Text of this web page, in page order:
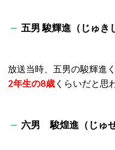
五男 駿輝進（じゅき
放送当時、五男の駿輝進
2年生の8歳 くらいだと思
六男 駿煌進（じゅ